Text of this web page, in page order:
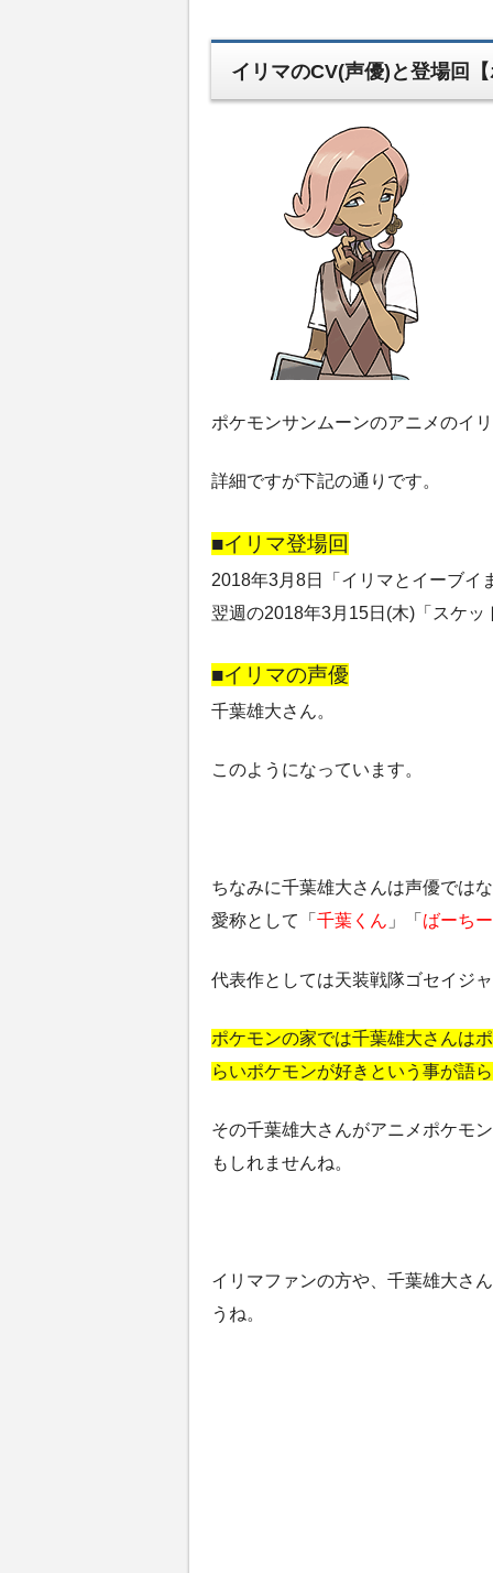
イリマのCV(声優)と登場回
ポケモンサンムーンのアニメのイ
詳細ですが下記の通りです。
■イリマ登場回
2018年3月8日「イリマとイーブイ
翌週の2018年3月15日(木)「スケ
■イリマの声優
千葉雄大さん。
このようになっています。
ちなみに千葉雄大さんは声優では
愛称として「 千葉くん 」「 ばーちー
代表作としては天装戦隊ゴセイジ
ポケモンの家では千葉雄大さんは
らいポケモンが好きという事が語
その千葉雄大さんがアニメポケモ
もしれませんね。
イリマファンの方や、千葉雄大さ
うね。